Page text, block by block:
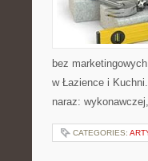
bez
w Łazience i
naraz:
CATEGORIES: